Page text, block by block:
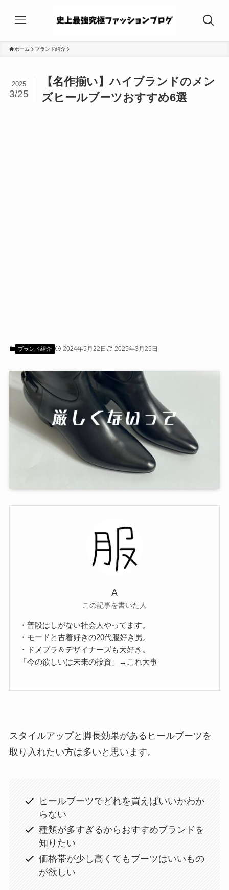
ホーム ブランド紹介
【名作揃い】ハイブランドのメン
ズヒールブーツおすすめ6選
2025
3/25
ブランド紹介 2024年5月22日 2025年3月25日
A
この記事を書いた人
・普段はしがない社会人やってます。
・モードと古着好きの20代服好き男。
・ドメブラ＆デザイナーズも大好き。
「今の欲しいは未来の投資」→これ大事
スタイルアップと脚長効果があるヒールブーツを
取り入れたい方は多いと思います。
ヒールブーツでどれを買えばいいかわか
らない
種類が多すぎるからおすすめブランドを
知りたい
価格帯が少し高くてもブーツはいいもの
が欲しい